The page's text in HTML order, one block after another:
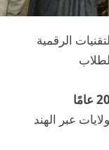
الرقمية
عبر الهند